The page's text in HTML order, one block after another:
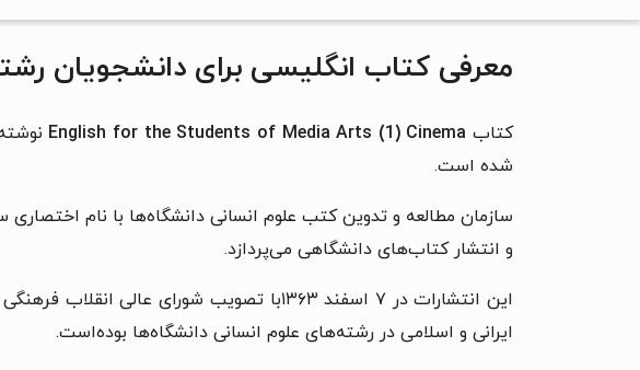
معرفی کتاب انگلیسی‌ برای‌ دانشجویان‌
کتاب
شده است.
سازمان مطالعه و تدوین کتب علوم انسانی دانشگاه‌ها با نام
و انتشار کتاب‌های دانشگاهی می‌پردازد.
این انتشارات در ۷ اسفند ۱۳۶۳با تصویب
ایرانی و اسلامی در رشته‌های علوم انسانی دانشگاه‌ها بوده‌است.